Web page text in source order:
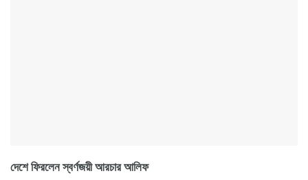
দেশে ফিরলেন স্বর্ণজয়ী আরচার আলিফ